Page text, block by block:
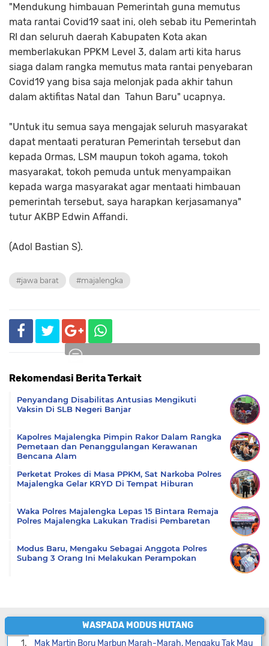
"Mendukung himbauan Pemerintah guna memutus
mata rantai Covid19 saat ini, oleh sebab itu Pemerintah
RI dan seluruh daerah Kabupaten Kota akan
memberlakukan PPKM Level 3, dalam arti kita harus
siaga dalam rangka memutus mata rantai penyebaran
Covid19 yang bisa saja melonjak pada akhir tahun
dalam aktifitas Natal dan Tahun Baru" ucapnya.
"Untuk itu semua saya mengajak seluruh masyarakat
dapat mentaati peraturan Pemerintah tersebut dan
kepada Ormas, LSM maupun tokoh agama, tokoh
masyarakat, tokoh pemuda untuk menyampaikan
kepada warga masyarakat agar mentaati himbauan
pemerintah tersebut, saya harapkan kerjasamanya"
tutur AKBP Edwin Affandi.
(Adol Bastian S).
#jawa barat #majalengka
Rekomendasi Berita Terkait
Penyandang Disabilitas Antusias Mengikuti
Vaksin Di SLB Negeri Banjar
Kapolres Majalengka Pimpin Rakor Dalam Rangka
Pemetaan dan Penanggulangan Kerawanan
Bencana Alam
Perketat Prokes di Masa PPKM, Sat Narkoba Polres
Majalengka Gelar KRYD Di Tempat Hiburan
Waka Polres Majalengka Lepas 15 Bintara Remaja
Polres Majalengka Lakukan Tradisi Pembaretan
Modus Baru, Mengaku Sebagai Anggota Polres
Subang 3 Orang Ini Melakukan Perampokan
WASPADA MODUS HUTANG
Mak Martin Boru Marbun Marah-Marah, Mengaku Tak Mau